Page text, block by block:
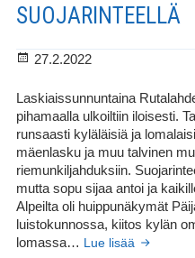
SUOJARINTEELLÄ
Julkaistu
27.2.2022
Laskiaissunnuntaina
pihamaalla ulkoiltiin iloisesti.
runsaasti kyläläisiä ja
mäenlasku ja muu talvinen
riemunkiljahduksiin.
mutta sopu sijaa antoi ja
Alpeilta oli huippunäkymät
luistokunnossa, kiitos kylän
lomassa…
Lue lisää Riemukas